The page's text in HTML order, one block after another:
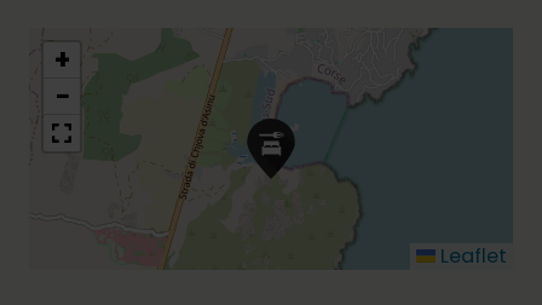
+
−
Leaflet